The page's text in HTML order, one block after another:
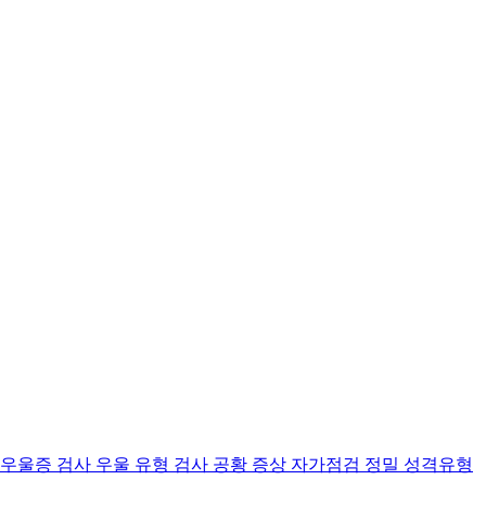
울증 검사 우울 유형 검사 공황 증상 자가점검 정밀 성격유형